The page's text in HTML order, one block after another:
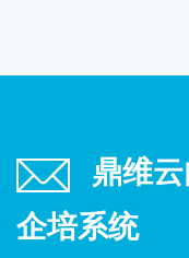
鼎维
企培系统